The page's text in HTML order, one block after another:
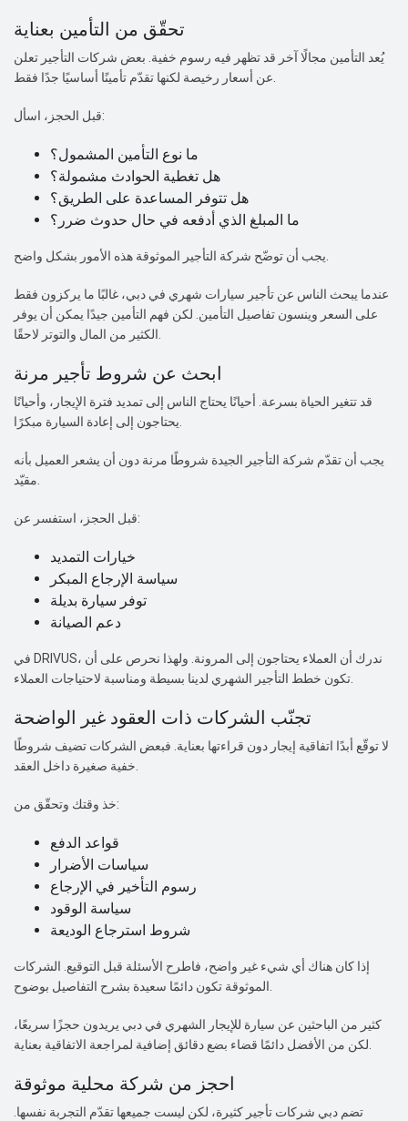
تحقّق من التأمين بعناية
يُعد التأمين مجالًا آخر قد تظهر فيه رسوم خفية. بعض شركات التأجير تعلن
عن أسعار رخيصة لكنها تقدّم تأمينًا أساسيًا جدًا فقط.
قبل الحجز، اسأل:
ما نوع التأمين المشمول؟
هل تغطية الحوادث مشمولة؟
هل تتوفر المساعدة على الطريق؟
ما المبلغ الذي أدفعه في حال حدوث ضرر؟
يجب أن توضّح شركة التأجير الموثوقة هذه الأمور بشكل واضح.
عندما يبحث الناس عن تأجير سيارات شهري في دبي، غالبًا ما يركزون فقط
على السعر وينسون تفاصيل التأمين. لكن فهم التأمين جيدًا يمكن أن يوفر
الكثير من المال والتوتر لاحقًا.
ابحث عن شروط تأجير مرنة
قد تتغير الحياة بسرعة. أحيانًا يحتاج الناس إلى تمديد فترة الإيجار، وأحيانًا
يحتاجون إلى إعادة السيارة مبكرًا.
يجب أن تقدّم شركة التأجير الجيدة شروطًا مرنة دون أن يشعر العميل بأنه
مقيّد.
قبل الحجز، استفسر عن:
خيارات التمديد
سياسة الإرجاع المبكر
توفر سيارة بديلة
دعم الصيانة
في DRIVUS، ندرك أن العملاء يحتاجون إلى المرونة. ولهذا نحرص على أن
تكون خطط التأجير الشهري لدينا بسيطة ومناسبة لاحتياجات العملاء.
تجنّب الشركات ذات العقود غير الواضحة
لا توقّع أبدًا اتفاقية إيجار دون قراءتها بعناية. فبعض الشركات تضيف شروطًا
خفية صغيرة داخل العقد.
خذ وقتك وتحقّق من:
قواعد الدفع
سياسات الأضرار
رسوم التأخير في الإرجاع
سياسة الوقود
شروط استرجاع الوديعة
إذا كان هناك أي شيء غير واضح، فاطرح الأسئلة قبل التوقيع. الشركات
الموثوقة تكون دائمًا سعيدة بشرح التفاصيل بوضوح.
كثير من الباحثين عن سيارة للإيجار الشهري في دبي يريدون حجزًا سريعًا،
لكن من الأفضل دائمًا قضاء بضع دقائق إضافية لمراجعة الاتفاقية بعناية.
احجز من شركة محلية موثوقة
تضم دبي شركات تأجير كثيرة، لكن ليست جميعها تقدّم التجربة نفسها.